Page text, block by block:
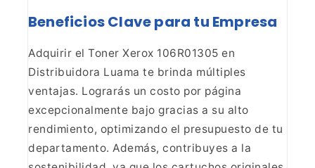
Beneficios Clave para tu Empresa
Adquirir el Toner Xerox 106R01305 en
Distribuidora Luama te brinda múltiples
ventajas. Lograrás un costo por página
excepcionalmente bajo gracias a su alto
rendimiento, optimizando el presupuesto de tu
departamento. Además, contribuyes a la